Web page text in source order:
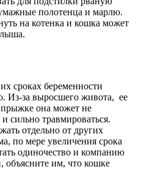
полотенца и марлю.
на котенка и кошка может
сроках беременности
Из-за выросшего живота, ее
прыжке она может не
сильно травмироваться.
отдельно от других
по мере увеличения срока
одиночество и компанию
объясните им, что кошке